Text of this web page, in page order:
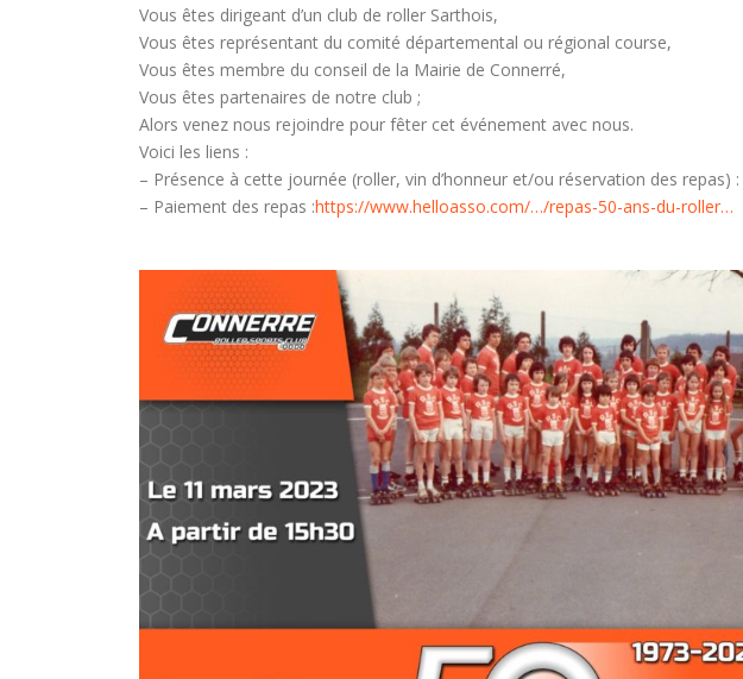
Vous êtes dirigeant d’un club de roller Sarthois,
Vous êtes représentant du comité départemental ou régional course,
Vous êtes membre du conseil de la Mairie de Connerré,
Vous êtes partenaires de notre club ;
Alors venez nous rejoindre pour fêter cet événement avec nous.
Voici les liens :
– Présence à cette journée (roller, vin d’honneur et/ou réservation des repas) :
– Paiement des repas :https://www.helloasso.com/…/repas-50-ans-du-roller…